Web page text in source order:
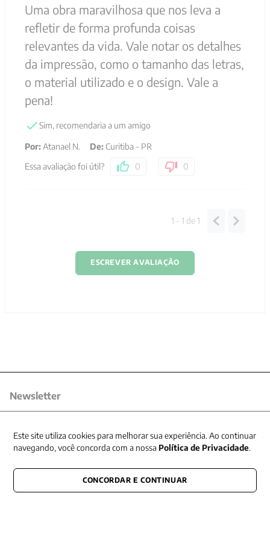
Uma obra maravilhosa que nos leva a
refletir de forma profunda coisas
relevantes da vida. Vale notar os detalhes
da impressão, como o tamanho das letras,
o material utilizado e o design. Vale a
pena!
Sim, recomendaria a um amigo
Por:Atanael N. De:Curitiba - PR
Essa avaliação foi útil?
0 0
1 - 1 de1
ESCREVER AVALIAÇÃO
Newsletter
CONECTE-SE CONOSCO
Este site utiliza cookies para melhorar sua experiência. Ao continuar
navegando, você concorda com a nossa Política de Privacidade.
CONCORDAR E CONTINUAR